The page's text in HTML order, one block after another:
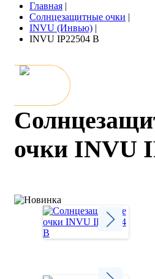
Главная |
Солнцезащитные очки |
INVU (Инвью) |
INVU IP22504 B
очки INVU